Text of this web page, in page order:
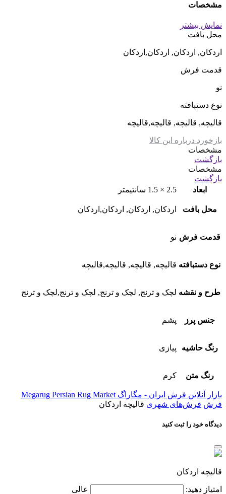
مشخصات
نمایش بیشتر
محل بافت
اردکان, اردکان, اردکان,اردکان
قدمت فرش
نو
نوع دستبافته
قالیچه, قالیچه, قالیچه,قالیچه
بازخورد درباره این کالا
مشخصات
بازگشت
مشخصات
بازگشت
ابعاد
2.5 × 1.5 سانتیمتر
محل بافت اردکان, اردکان, اردکان,اردکان
قدمت فرش نو
نوع دستبافته قالیچه, قالیچه, قالیچه,قالیچه
طرح و نقشه لچک و ترنج, لچک و ترنج, لچک و ترنج,لچک و ترنج
جنس پرز پشم
رنگ حاشیه پیازی
رنگ متن کرم
بازار آنلاین فرش ایران - مگاراگ Megarug Persian Rug Market
فرش فرش‌های شهری قالیچه اردکان
دیدگاه خود را ثبت کنید
قالیچه اردکان
امتیاز دهید: عالی